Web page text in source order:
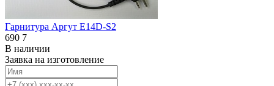
Гарнитура Аргут E14D-S2
690 7
В наличии
Заявка на изготовление